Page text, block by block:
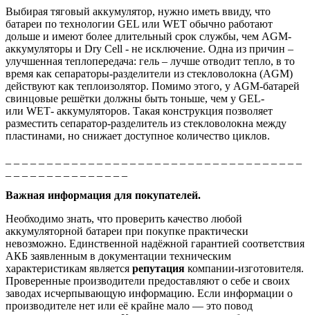
Выбирая тяговый аккумулятор, нужно иметь ввиду, что
батареи по технологии GEL или WET обычно работают
дольше и имеют более длительный срок службы, чем AGM-
аккумуляторы и Dry Cell - не исключение. Одна из причин –
улучшенная теплопередача: гель – лучше отводит тепло, в то
время как сепараторы-разделители из стекловолокна (AGM)
действуют как теплоизолятор. Помимо этого, у AGM-батарей
свинцовые решётки должны быть тоньше, чем у GEL-
или WET- аккумуляторов. Такая конструкция позволяет
разместить сепаратор-разделитель из стекловолокна между
пластинами, но снижает доступное количество циклов.
Важная информация для покупателей.
Необходимо знать, что проверить качество любой
аккумуляторной батареи при покупке практически
невозможно. Единственной надёжной гарантией соответствия
АКБ заявленным в документации техническим
характеристикам является репутация компании-изготовителя.
Проверенные производители предоставляют о себе и своих
заводах исчерпывающую информацию. Если информации о
производителе нет или её крайне мало — это повод